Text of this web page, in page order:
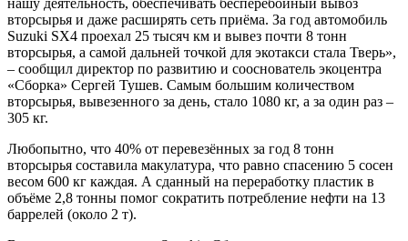
вторсырья и даже расширять сеть приёма. За год автомобиль
Suzuki SХ4 проехал 25 тысяч км и вывез почти 8 тонн
вторсырья, а самой дальней точкой для экотакси стала Тверь»,
– сообщил директор по развитию и сооснователь экоцентра
«Сборка» Сергей Тушев. Самым большим количеством
вторсырья, вывезенного за день, стало 1080 кг, а за один раз –
305 кг.
Любопытно, что 40% от перевезённых за год 8 тонн
вторсырья составила макулатура, что равно спасению 5 сосен
весом 600 кг каждая. А сданный на переработку пластик в
объёме 2,8 тонны помог сократить потребление нефти на 13
баррелей (около 2 т).